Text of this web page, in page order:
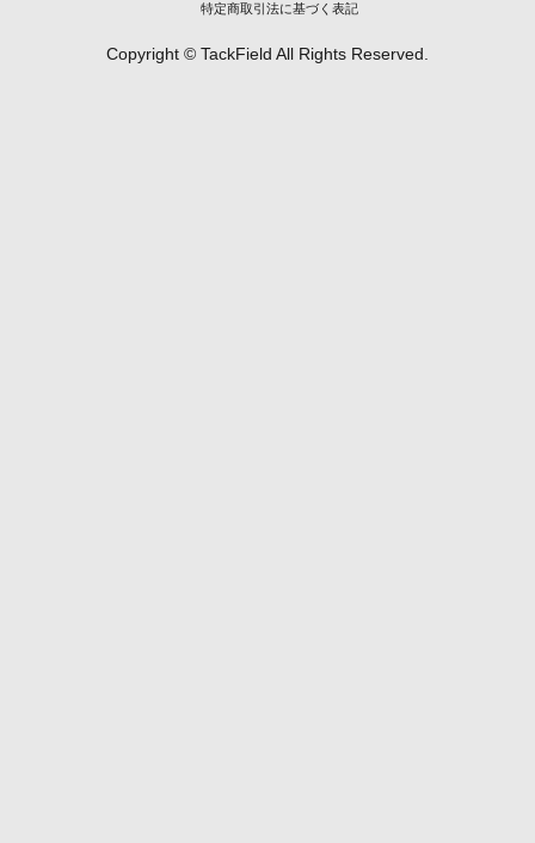
特定商取引法に基づく表記
Copyright © TackField All Rights Reserved.